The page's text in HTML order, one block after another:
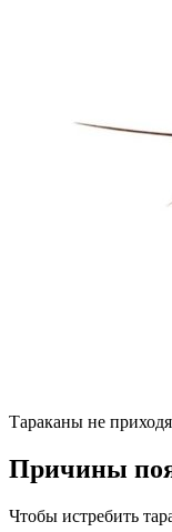
Тараканы не
Причины
Чтобы истребить